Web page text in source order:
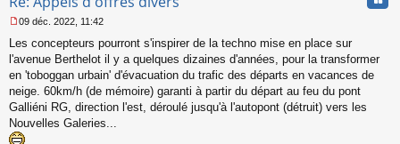
e
s
s
a
g
e
n
o
09 déc. 2022, 11:42
Les concepteurs pourront s'inspirer de la techno mise en place sur
l'avenue Berthelot il y a quelques dizaines d'années, pour la transformer
en 'toboggan urbain' d'évacuation du trafic des départs en vacances de
neige. 60km/h (de mémoire) garanti à partir du départ au feu du pont
Galliéni RG, direction l'est, déroulé jusqu'à l'autopont (détruit) vers les
Nouvelles Galeries...